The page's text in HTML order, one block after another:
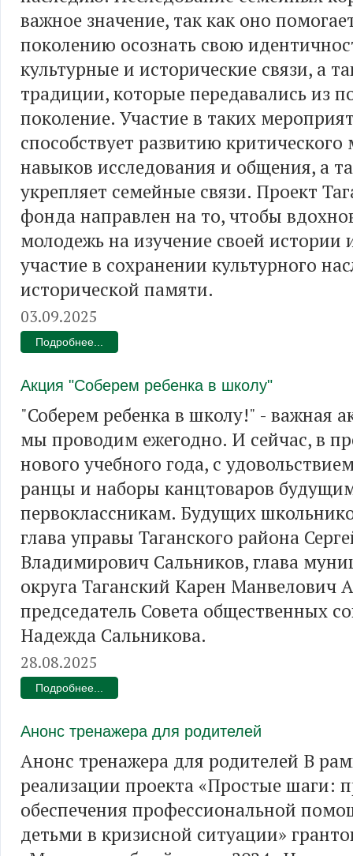
важное значение, так как оно
поколению осознать свою
культурные и исторические связи, а
традиции, которые передавались из
поколение. Участие в таких
способствует развитию
навыков исследования и общения, а
укрепляет семейные связи. Проект
фонда направлен на то, чтобы
молодежь на изучение своей истории
участие в сохранении культурного
исторической памяти.
03.09.2025
Подробнее...
Акция "Соберем ребенка в школу"
"Соберем ребенка в школу!" - важная
мы проводим ежегодно. И сейчас, в
нового учебного года, с
ранцы и наборы канцтоваров
первоклассникам. Будущих
глава управы Таганского района
Владимирович Сальников, глава
округа Таганский Карен Манвелович
председатель Совета общественных
Надежда Сальникова.
28.08.2025
Подробнее...
Анонс тренажера для родителей
Анонс тренажера для родителей В
реализации проекта «Простые шаги:
обеспечения профессиональной
детьми в кризисной ситуации»